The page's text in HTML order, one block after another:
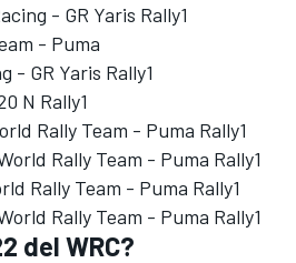
- GR Yaris Rally1
- Puma
- GR Yaris Rally1
N Rally1
Rally Team - Puma Rally1
Rally Team - Puma Rally1
Rally Team - Puma Rally1
Rally Team - Puma Rally1
del WRC?